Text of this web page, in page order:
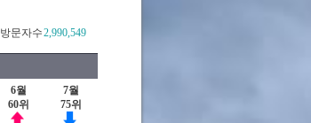
방문자수2,990,549
6월
60위
7월
75위